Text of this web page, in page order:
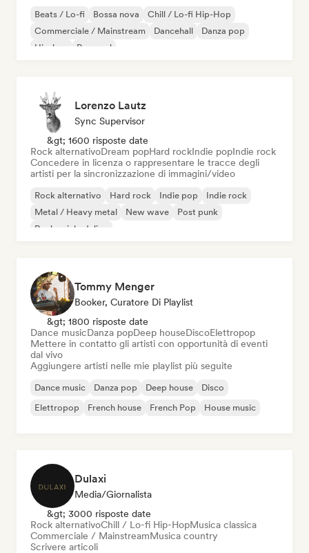
Beats / Lo-fi Bossa nova
Chill / Lo-fi Hip-Hop
Commerciale / Mainstream
Dancehall
Danza pop
Hip-hop
Pop soul
Lorenzo Lautz
Sync Supervisor
&gt; 1600 risposte date
Rock alternativoDream popHard rockIndie popIndie rock
Concedere in licenza o rappresentare le tracce degli
artisti per la sincronizzazione di immagini/video
Rock alternativo Hard rock Indie pop
Indie rock
Metal / Heavy metal
New wave
Post punk
Rock psichedelico
Tommy Menger
Booker, Curatore Di Playlist
&gt; 1800 risposte date
Dance musicDanza popDeep houseDiscoElettropop
Mettere in contatto gli artisti con opportunità di eventi
dal vivo
Aggiungere artisti nelle mie playlist più seguite
Dance music Danza pop Deep house
Disco
Elettropop
French house French Pop House music
Dulaxi
Media/Giornalista
&gt; 3000 risposte date
Rock alternativoChill / Lo-fi Hip-HopMusica classica
Commerciale / MainstreamMusica country
Scrivere articoli